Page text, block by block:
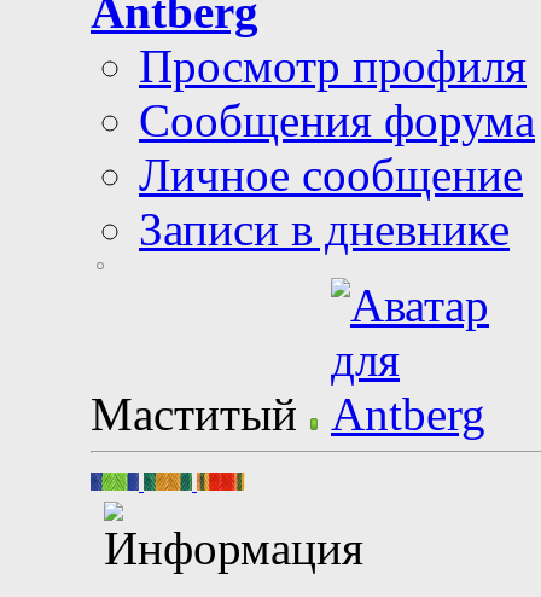
Antberg
Просмотр профиля
Сообщения форума
Личное сообщение
Записи в дневнике
Маститый